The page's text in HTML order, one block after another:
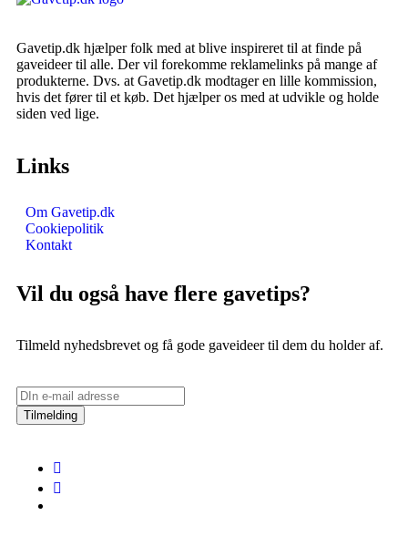
Gavetip.dk hjælper folk med at blive inspireret til at finde på
gaveideer til alle. Der vil forekomme reklamelinks på mange af
produkterne. Dvs. at Gavetip.dk modtager en lille kommission,
hvis det fører til et køb. Det hjælper os med at udvikle og holde
siden ved lige.
Links
Om Gavetip.dk
Cookiepolitik
Kontakt
Vil du også have flere gavetips?
Tilmeld nyhedsbrevet og få gode gaveideer til dem du holder af.
Tilmelding